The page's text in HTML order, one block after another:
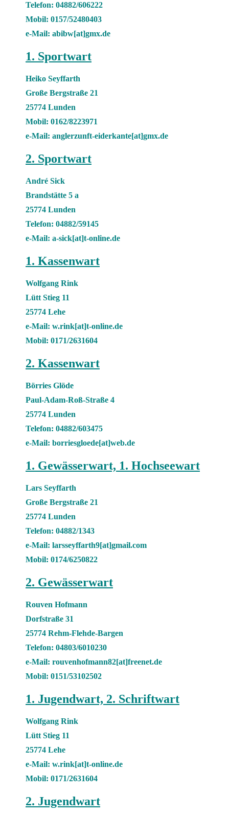
Telefon: 04882/606222
Mobil: 0157/52480403
e-Mail: abibw[at]gmx.de
1. Sportwart
Heiko Seyffarth
Große Bergstraße 21
25774 Lunden
Mobil: 0162/8223971
e-Mail: anglerzunft-eiderkante[at]gmx.de
2. Sportwart
André Sick
Brandstätte 5 a
25774 Lunden
Telefon: 04882/59145
e-Mail: a-sick[at]t-online.de
1. Kassenwart
Wolfgang Rink
Lütt Stieg 11
25774 Lehe
e-Mail: w.rink[at]t-online.de
Mobil: 0171/2631604
2. Kassenwart
Börries Glöde
Paul-Adam-Roß-Straße 4
25774 Lunden
Telefon: 04882/603475
e-Mail: borriesgloede[at]web.de
1. Gewässerwart, 1. Hochseewart
Lars Seyffarth
Große Bergstraße 21
25774 Lunden
Telefon: 04882/1343
e-Mail: larsseyffarth9[at]gmail.com
Mobil: 0174/6250822
2. Gewässerwart
Rouven Hofmann
Dorfstraße 31
25774 Rehm-Flehde-Bargen
Telefon: 04803/6010230
e-Mail: rouvenhofmann82[at]freenet.de
Mobil: 0151/53102502
1. Jugendwart, 2. Schriftwart
Wolfgang Rink
Lütt Stieg 11
25774 Lehe
e-Mail: w.rink[at]t-online.de
Mobil: 0171/2631604
2. Jugendwart